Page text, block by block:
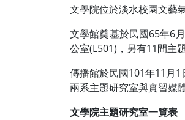
文學院位於淡水校園文藝
文學館奠基於民國65年6
公室(L501)，另有11間主
傳播館於民國101年11月
兩系主題研究室與實習媒
文學院主題研究室一覽表